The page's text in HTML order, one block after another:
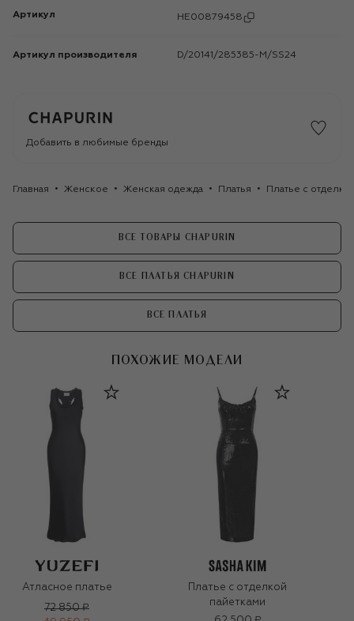
Артикул HE00879458
Артикул производителя D/20141/285385-М/SS24
Добавить в любимые бренды
Главная Женское Женская одежда Платья Платье с
ВСЕ ТОВАРЫ CHAPURIN
ВСЕ ПЛАТЬЯ CHAPURIN
ВСЕ ПЛАТЬЯ
ПОХОЖИЕ МОДЕЛИ
Атласное платье
72 850 ₽
Платье с отделкой
пайетками